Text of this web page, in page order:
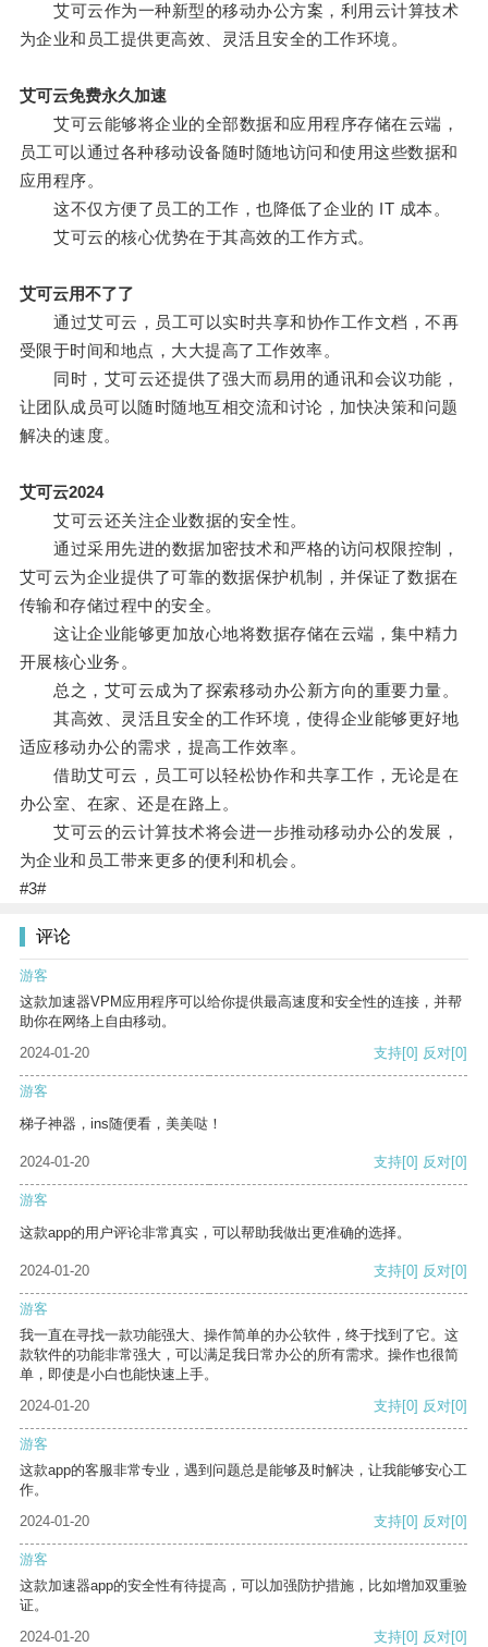
艾可云作为一种新型的移动办公方案，利用云计算技术
为企业和员工提供更高效、灵活且安全的工作环境。
艾可云免费永久加速
艾可云能够将企业的全部数据和应用程序存储在云端，
员工可以通过各种移动设备随时随地访问和使用这些数据和
应用程序。
这不仅方便了员工的工作，也降低了企业的 IT 成本。
艾可云的核心优势在于其高效的工作方式。
艾可云用不了了
通过艾可云，员工可以实时共享和协作工作文档，不再
受限于时间和地点，大大提高了工作效率。
同时，艾可云还提供了强大而易用的通讯和会议功能，
让团队成员可以随时随地互相交流和讨论，加快决策和问题
解决的速度。
艾可云2024
艾可云还关注企业数据的安全性。
通过采用先进的数据加密技术和严格的访问权限控制，
艾可云为企业提供了可靠的数据保护机制，并保证了数据在
传输和存储过程中的安全。
这让企业能够更加放心地将数据存储在云端，集中精力
开展核心业务。
总之，艾可云成为了探索移动办公新方向的重要力量。
其高效、灵活且安全的工作环境，使得企业能够更好地
适应移动办公的需求，提高工作效率。
借助艾可云，员工可以轻松协作和共享工作，无论是在
办公室、在家、还是在路上。
艾可云的云计算技术将会进一步推动移动办公的发展，
为企业和员工带来更多的便利和机会。
#3#
评论
游客
这款加速器VPM应用程序可以给你提供最高速度和安全性的连接，并帮
助你在网络上自由移动。
2024-01-20
支持[0] 反对[0]
游客
梯子神器，ins随便看，美美哒！
2024-01-20 支持[0] 反对[0]
游客
这款app的用户评论非常真实，可以帮助我做出更准确的选择。
2024-01-20 支持[0] 反对[0]
游客
我一直在寻找一款功能强大、操作简单的办公软件，终于找到了它。这
款软件的功能非常强大，可以满足我日常办公的所有需求。操作也很简
单，即使是小白也能快速上手。
2024-01-20
支持[0] 反对[0]
游客
这款app的客服非常专业，遇到问题总是能够及时解决，让我能够安心工
作。
2024-01-20
支持[0] 反对[0]
游客
这款加速器app的安全性有待提高，可以加强防护措施，比如增加双重验
证。
2024-01-20
支持[0] 反对[0]